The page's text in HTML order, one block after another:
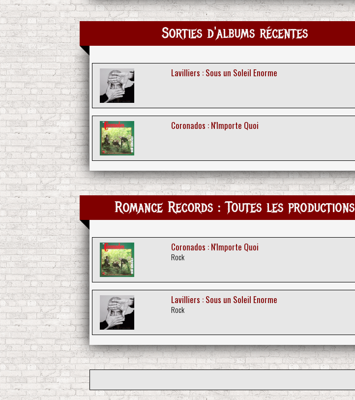
Sorties d'albums récentes
Lavilliers : Sous un Soleil Enorme
Coronados : N'Importe Quoi
Romance Records : Toutes les productions
Coronados : N'Importe Quoi
Rock
Lavilliers : Sous un Soleil Enorme
Rock